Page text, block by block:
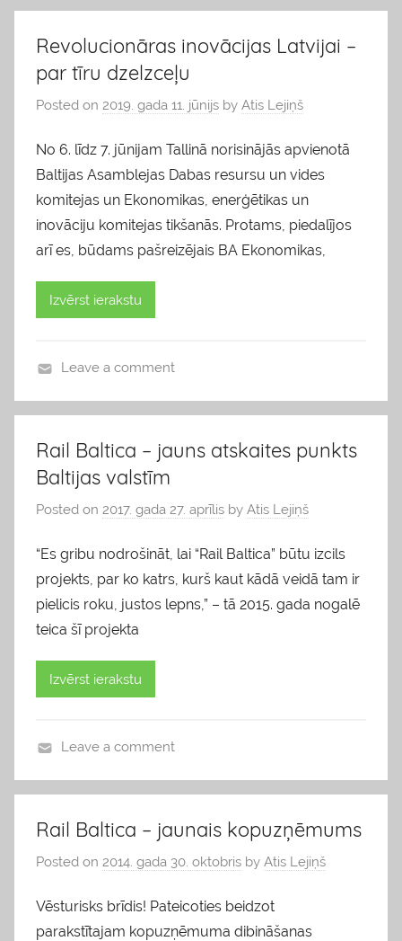
l
g
s
Revolucionāras inovācijas Latvijai –
par tīru dzelzceļu
Posted on 2019. gada 11. jūnijs by Atis Lejiņš
No 6. līdz 7. jūnijam Tallinā norisinājās apvienotā
Baltijas Asamblejas Dabas resursu un vides
komitejas un Ekonomikas, enerģētikas un
inovāciju komitejas tikšanās. Protams, piedalījos
arī es, būdams pašreizējais BA Ekonomikas,
Izvērst ierakstu
l
g
s
Leave a comment
Rail Baltica – jauns atskaites punkts
Baltijas valstīm
Posted on 2017. gada 27. aprīlis by Atis Lejiņš
“Es gribu nodrošināt, lai “Rail Baltica” būtu izcils
projekts, par ko katrs, kurš kaut kādā veidā tam ir
pielicis roku, justos lepns,” – tā 2015. gada nogalē
teica šī projekta
Izvērst ierakstu
l
g
s
Leave a comment
Rail Baltica – jaunais kopuzņēmums
Posted on 2014. gada 30. oktobris by Atis Lejiņš
Vēsturisks brīdis! Pateicoties beidzot
parakstītajam kopuzņēmuma dibināšanas